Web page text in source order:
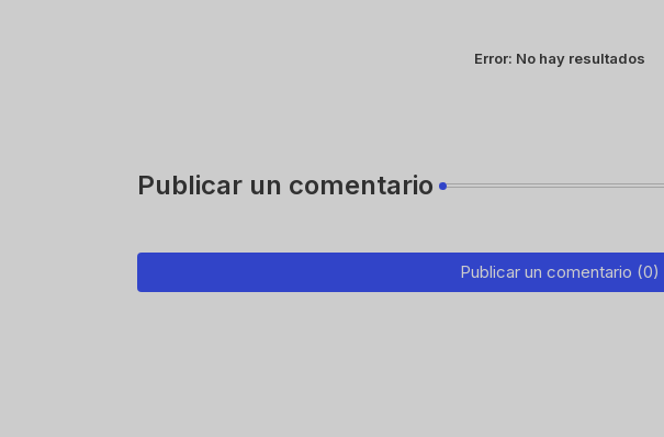
Error: No hay resultados
Publicar un comentario
Publicar un comentario (0)